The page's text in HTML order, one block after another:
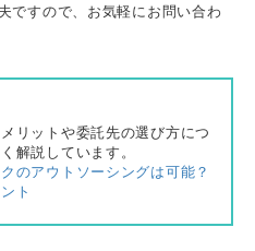
ですので、お気軽にお問い合わ
リットや委託先の選び方につ
解説しています。
のアウトソーシングは可能？
ト